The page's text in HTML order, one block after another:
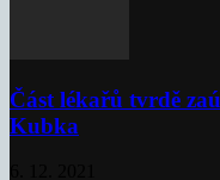
Část lékařů tvrdě
Kubka